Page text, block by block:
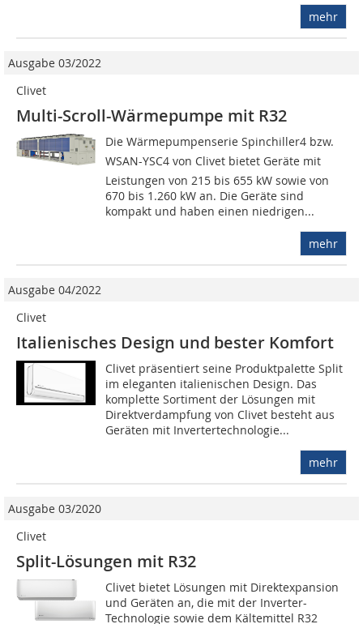
mehr
Ausgabe 03/2022
Clivet
Multi-Scroll-Wärmepumpe mit R32
Die Wärmepumpenserie Spinchiller4 bzw.
WSAN-YSC4 von Clivet bietet Geräte mit
Leistungen von 215 bis 655 kW sowie von
670 bis 1.260 kW an. Die Geräte sind
kompakt und haben einen niedrigen...
mehr
Ausgabe 04/2022
Clivet
Italienisches Design und bester Komfort
Clivet präsentiert seine Produktpalette Split
im eleganten italienischen Design. Das
komplette Sortiment der Lösungen mit
Direktverdampfung von Clivet besteht aus
Geräten mit Invertertechnologie...
mehr
Ausgabe 03/2020
Clivet
Split-Lösungen mit R32
Clivet bietet Lösungen mit Direktexpansion
und Geräten an, die mit der Inverter-
Technologie sowie dem Kältemittel R32